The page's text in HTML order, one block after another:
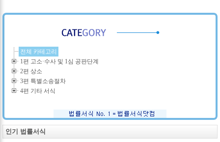
전체 카테고리
1편 고소·수사 및 1심 공판단계
2편 상소
3편 특별소송절차
4편 기타 서식
인기 법률서식